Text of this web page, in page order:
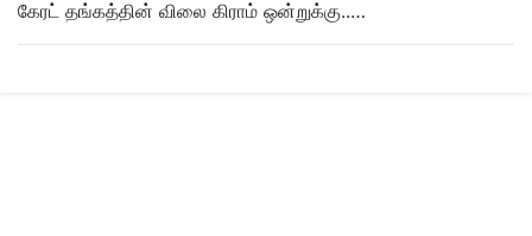
கேரட் தங்கத்தின் விலை கிராம் ஒன்றுக்கு..…